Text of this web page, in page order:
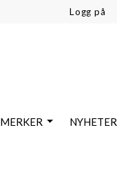
Logg på
MERKER NYHETER